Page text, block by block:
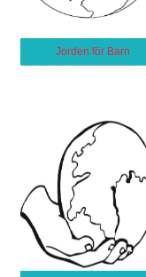
Jorden för Barn